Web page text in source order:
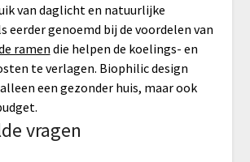
van daglicht en natuurlijke
eerder genoemd bij de voordelen van
ramen die helpen de koelings- en
te verlagen. Biophilic design
een gezonder huis, maar ook
vragen